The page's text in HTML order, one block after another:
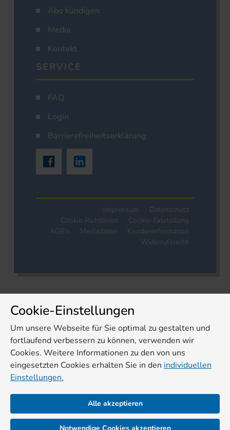
Abo kündigen
Media
Kontakt
SERVICE
FAQ
Login
Barrierefreiheitserklärung
Impressum
Datenschutz
Cookie-Richtlinien
Cookie-Einstellung
AGB's
Mediadaten
Kundeninformation
Widerrufsrecht
Cookie-Einstellungen
Um unsere Webseite für Sie optimal zu gestalten und
fortlaufend verbessern zu können, verwenden wir
Cookies. Weitere Informationen zu den von uns
eingesetzten Cookies erhalten Sie in den individuellen
Einstellungen.
Alle akzeptieren